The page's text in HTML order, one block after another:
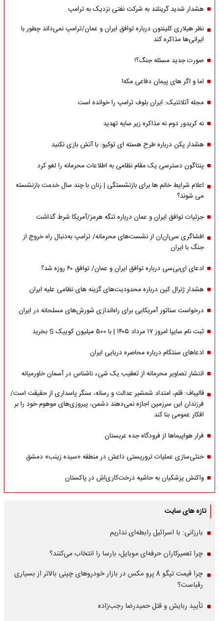
هشدار شدید گرینلند به شرکت نفتی نزدیک به ترامپ
نظر هیلاری کلینتون درباره توافق ایران و عمان/ترامپ نمی‌داند چطور با
ایرانی‌ها مذاکره کند
صورت جدید مسئله جنگ؟!
اما و اگر های پیمان دفاعی مکه!
مجله آتلانتیک: ایران بلوف ترامپ را خوانده است
نه کریدور دوم نه مذاکره زیر سایه تهدید
هشدار پکن درباره طرح هسته ای توکیو: با آتش بازی نکنید
پنتاگون دسترسی یک مقام نظامی به اطلاعات محرمانه را لغو کرد
اعلام شرایط خانم ها برای بازنشستگی | زنان با چند سال خدمت بازنشسته
می شوند؟
جزئیات توافق ایران و عمان درباره تنگه هرمز/آمریکا شرط گذاشت
افشاگری سی‌ان‌ان از نشست‌های محرمانه/ ترامپ به‌دنبال راه خروج از
جنگ با ایران
ادعای ای‌بی‌سی درباره توافق ایران و عمان/ توافق ۶۰ روزه شد؟
هشدار ژنرال کین درباره محدودیت‌های گزینه های نظامی علیه ایران
درخواست سناتور آمریکایی برای راه‌اندازی شورش‌های مسلحانه در ایران
ثبت نام سایپا امروز ۱۷ مرداد ۱۴۰۵ | با ۵۰۰ میلیون کوییک S بخرید
ادعاهای سنتکام درباره محاصره دریایی ایران
انتشار تصاویر محرمانه از تعقیب یک شیء ناشناس در آسمان خاورمیانه
قالیباف: قلم، امتداد شمشیر عدالت و رسانه، سنگر پاسداری از حقیقت است/
فرزندان این سرزمین اجازه نمی‌دهند دشمن، پیروزی‌های موهوم خود را بر
افکار عمومی بنا کند
فرار هواپیماها از فرودگاه جده عربستان
خنثی‌سازی عملیات تروریستی داعش در منطقه «سیده زینب» دمشق
واکنش پزشکیان به حاشیه درخت‌کاری‌اش در پاکستان
تازه های سایت
بارزانی: با اسرائیل رابطه‌ای نداریم
چرا تعمیرکاران حرفه‌ای موبایل، بارسا را انتخاب می‌کنند؟
چرا قیمت تیگو 8 پرو مکس در بازار خودروهای چینی بالاتر از بسیاری
رقباست؟
تأیید ربایش و قتل حمیدرضا رجب‌زاده